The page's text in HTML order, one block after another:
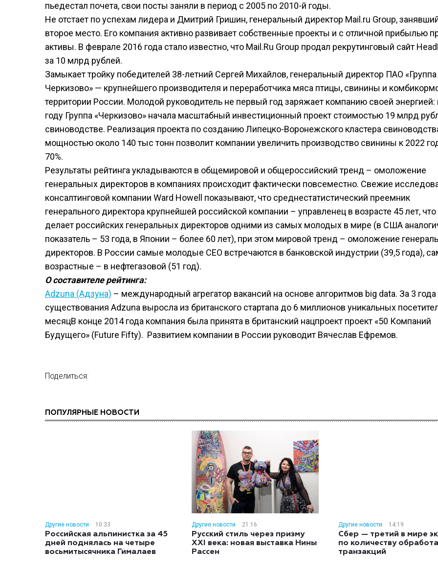
пьедестал почета, свои посты заняли в период с 2005 по 2010-й годы.
Не отстает по успехам лидера и Дмитрий Гришин, генеральный директор Mail.ru Group,
второе место. Его компания активно развивает собственные проекты и с отличной прибылью
активы. В феврале 2016 года стало известно, что Mail.Ru Group продал рекрутинговый сайт
за 10 млрд рублей.
Замыкает тройку победителей 38-летний Сергей Михайлов, генеральный директор ПАО «Группа
Черкизово» — крупнейшего производителя и переработчика мяса птицы, свинины и
территории России. Молодой руководитель не первый год заряжает компанию своей энергией:
году Группа «Черкизово» начала масштабный инвестиционный проект стоимостью 19 млрд
свиноводстве. Реализация проекта по созданию Липецко-Воронежского кластера
мощностью около 140 тыс тонн позволит компании увеличить производство свинины к 2022
70%.
Результаты рейтинга укладываются в общемировой и общероссийский тренд – омоложение
генеральных директоров в компаниях происходит фактически повсеместно. Свежие
консалтинговой компании Ward Howell показывают, что среднестатистический преемник
генерального директора крупнейшей российской компании – управленец в возрасте 45 лет, что
делает российских генеральных директоров одними из самых молодых в мире (в США
показатель – 53 года, в Японии – более 60 лет), при этом мировой тренд – омоложение
директоров. В России самые молодые CEO встречаются в банковской индустрии (39,5 года),
возрастные – в нефтегазовой (51 год).
О составителе рейтинга:
Adzuna (Адзуна) – международный агрегатор вакансий на основе алгоритмов big data. За 3 года
существования Adzuna выросла из британского стартапа до 6 миллионов уникальных
месяцВ конце 2014 года компания была принята в британский нацпроект проект «50 Компаний
Будущего» (Future Fifty). Развитием компании в России руководит Вячеслав Ефремов.
Поделиться:
ПОПУЛЯРНЫЕ НОВОСТИ
Другие новости 10:33
Российская альпинистка за 45
дней поднялась на четыре
восьмитысячника Гималаев
Другие новости 21:16
Русский стиль через призму
XXI века: новая выставка Нины
Рассен
Другие новости 14:19
Сбер — третий в мире
по количеству
транзакций